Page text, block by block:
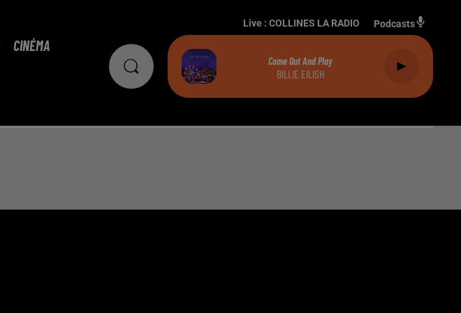
CINÉMA
Live : COLLINES LA RADIO Podcasts
Come Out And Play
BILLIE EILISH